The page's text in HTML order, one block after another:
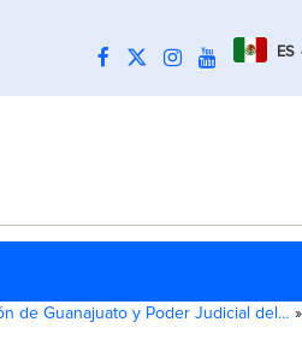
ES
de Guanajuato y Poder Judicial del… »